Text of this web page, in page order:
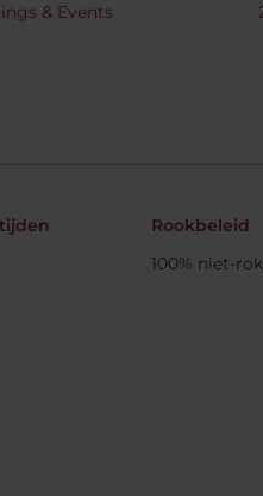
& Events
Rookbeleid
100% niet-